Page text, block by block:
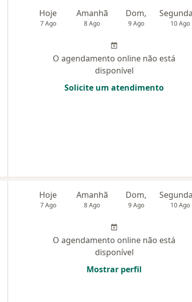
Hoje
7 Ago
Amanhã
8 Ago
Dom,
9 Ago 10 Ago
O agendamento online não está
disponível
Solicite um atendimento
Hoje
7 Ago
Amanhã
8 Ago
Dom,
9 Ago 10 Ago
O agendamento online não está
disponível
Mostrar perfil